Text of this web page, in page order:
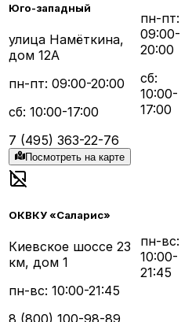
Юго-западный
улица Намёткина,
дом 12А
пн-пт: 09:00-20:00
сб: 10:00-17:00
7 (495) 363-22-76
Посмотреть на карте
пн-пт:
09:00-
20:00
сб:
10:00-
17:00
ОКВКУ «Саларис»
Киевское шоссе 23
км, дом 1
пн-вс: 10:00-21:45
пн-вс:
10:00-
21:45